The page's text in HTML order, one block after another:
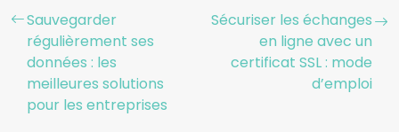
Sauvegarder
régulièrement ses
données : les
meilleures solutions
pour les entreprises
Sécuriser les échanges
en ligne avec un
certificat SSL : mode
d’emploi